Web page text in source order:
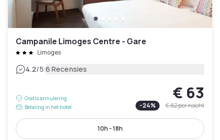
Campanile Limoges Centre - Gare
Limoges
4.2/5|6 Recensies
Gratis annulering
Betaling in het hotel
€ 63
-24% € 82per nacht
10h - 18h